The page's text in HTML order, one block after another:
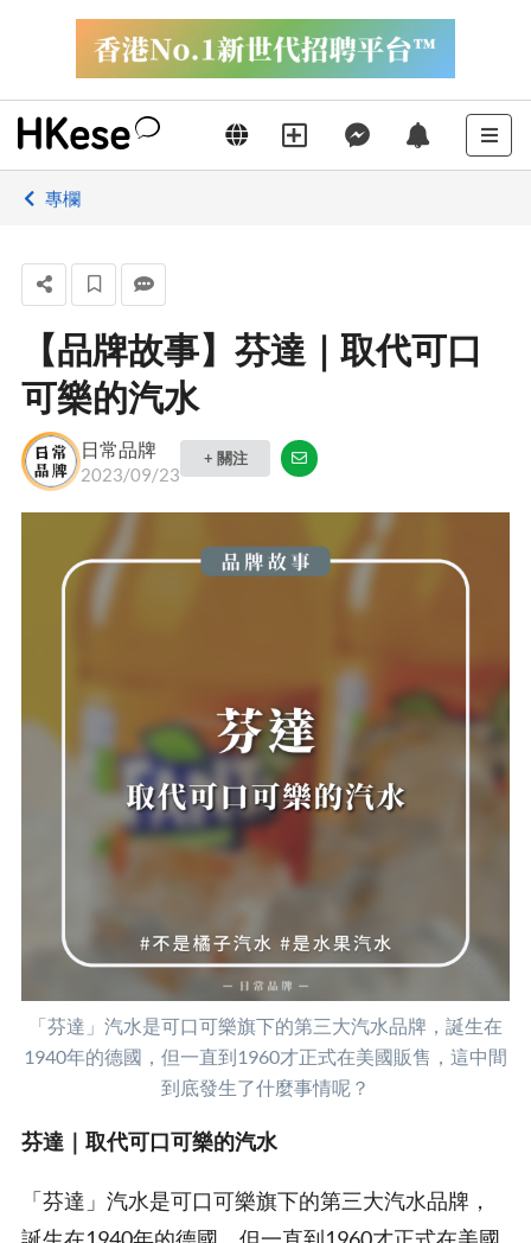
專欄
【品牌故事】芬達｜取代可口
可樂的汽水
日常品牌
2023/09/23
+ 關注
「芬達」汽水是可口可樂旗下的第三大汽水品牌，誕生在
1940年的德國，但一直到1960才正式在美國販售，這中間
到底發生了什麼事情呢？
芬達｜取代可口可樂的汽水
「芬達」汽水是可口可樂旗下的第三大汽水品牌，